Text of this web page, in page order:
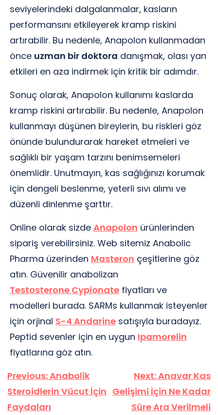
seviyelerindeki dalgalanmalar, kasların
performansını etkileyerek kramp riskini
artırabilir. Bu nedenle, Anapolon kullanmadan
önce uzman bir doktora danışmak, olası yan
etkileri en aza indirmek için kritik bir adımdır.
Sonuç olarak, Anapolon kullanımı kaslarda
kramp riskini artırabilir. Bu nedenle, Anapolon
kullanmayı düşünen bireylerin, bu riskleri göz
önünde bulundurarak hareket etmeleri ve
sağlıklı bir yaşam tarzını benimsemeleri
önemlidir. Unutmayın, kas sağlığınızı korumak
için dengeli beslenme, yeterli sıvı alımı ve
düzenli dinlenme şarttır.
Online olarak sizde Anapolon ürünlerinden
sipariş verebilirsiniz. Web sitemiz Anabolic
Pharma üzerinden Masteron çeşitlerine göz
atın. Güvenilir anabolizan
Testosterone Cypionate fiyatları ve
modelleri burada. SARMs kullanmak isteyenler
için orjinal S-4 Andarine satışıyla buradayız.
Peptid sevenler için en uygun Ipamorelin
fiyatlarına göz atın.
Yazı
gezinmesi
Previous:Anabolik
Steroidlerin Vücut İçin
Faydaları
Next:Anavar Kas
Gelişimi İçin Ne Kadar
Süre Ara Verilmeli